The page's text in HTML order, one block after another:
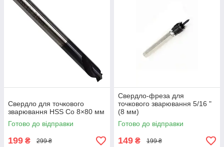
Свердло для точкового
зварювання HSS Co 8×80 мм
Готово до відправки
199 ₴ 299 ₴
Свердло-фреза для
точкового зварювання 5/16 "
(8 мм)
Готово до відправки
149 ₴ 199 ₴